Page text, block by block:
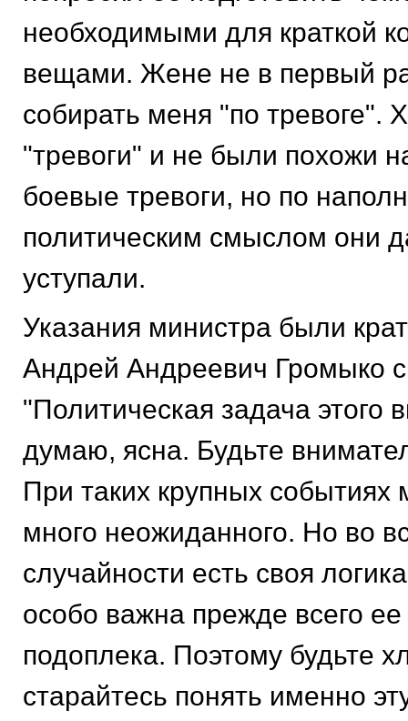
необходимыми для краткой
вещами. Жене не в первый
собирать меня "по тревоге".
"тревоги" и не были похожи
боевые тревоги, но по
политическим смыслом они
уступали.
Указания министра были
Андрей Андреевич Громыко
"Политическая задача этого
думаю, ясна. Будьте
При таких крупных событиях
много неожиданного. Но во
случайности есть своя
особо важна прежде всего ее
подоплека. Поэтому будьте
старайтесь понять именно